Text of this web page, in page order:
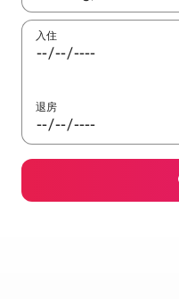
入住
退房